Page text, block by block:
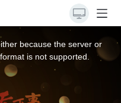
because the server or
is not supported.